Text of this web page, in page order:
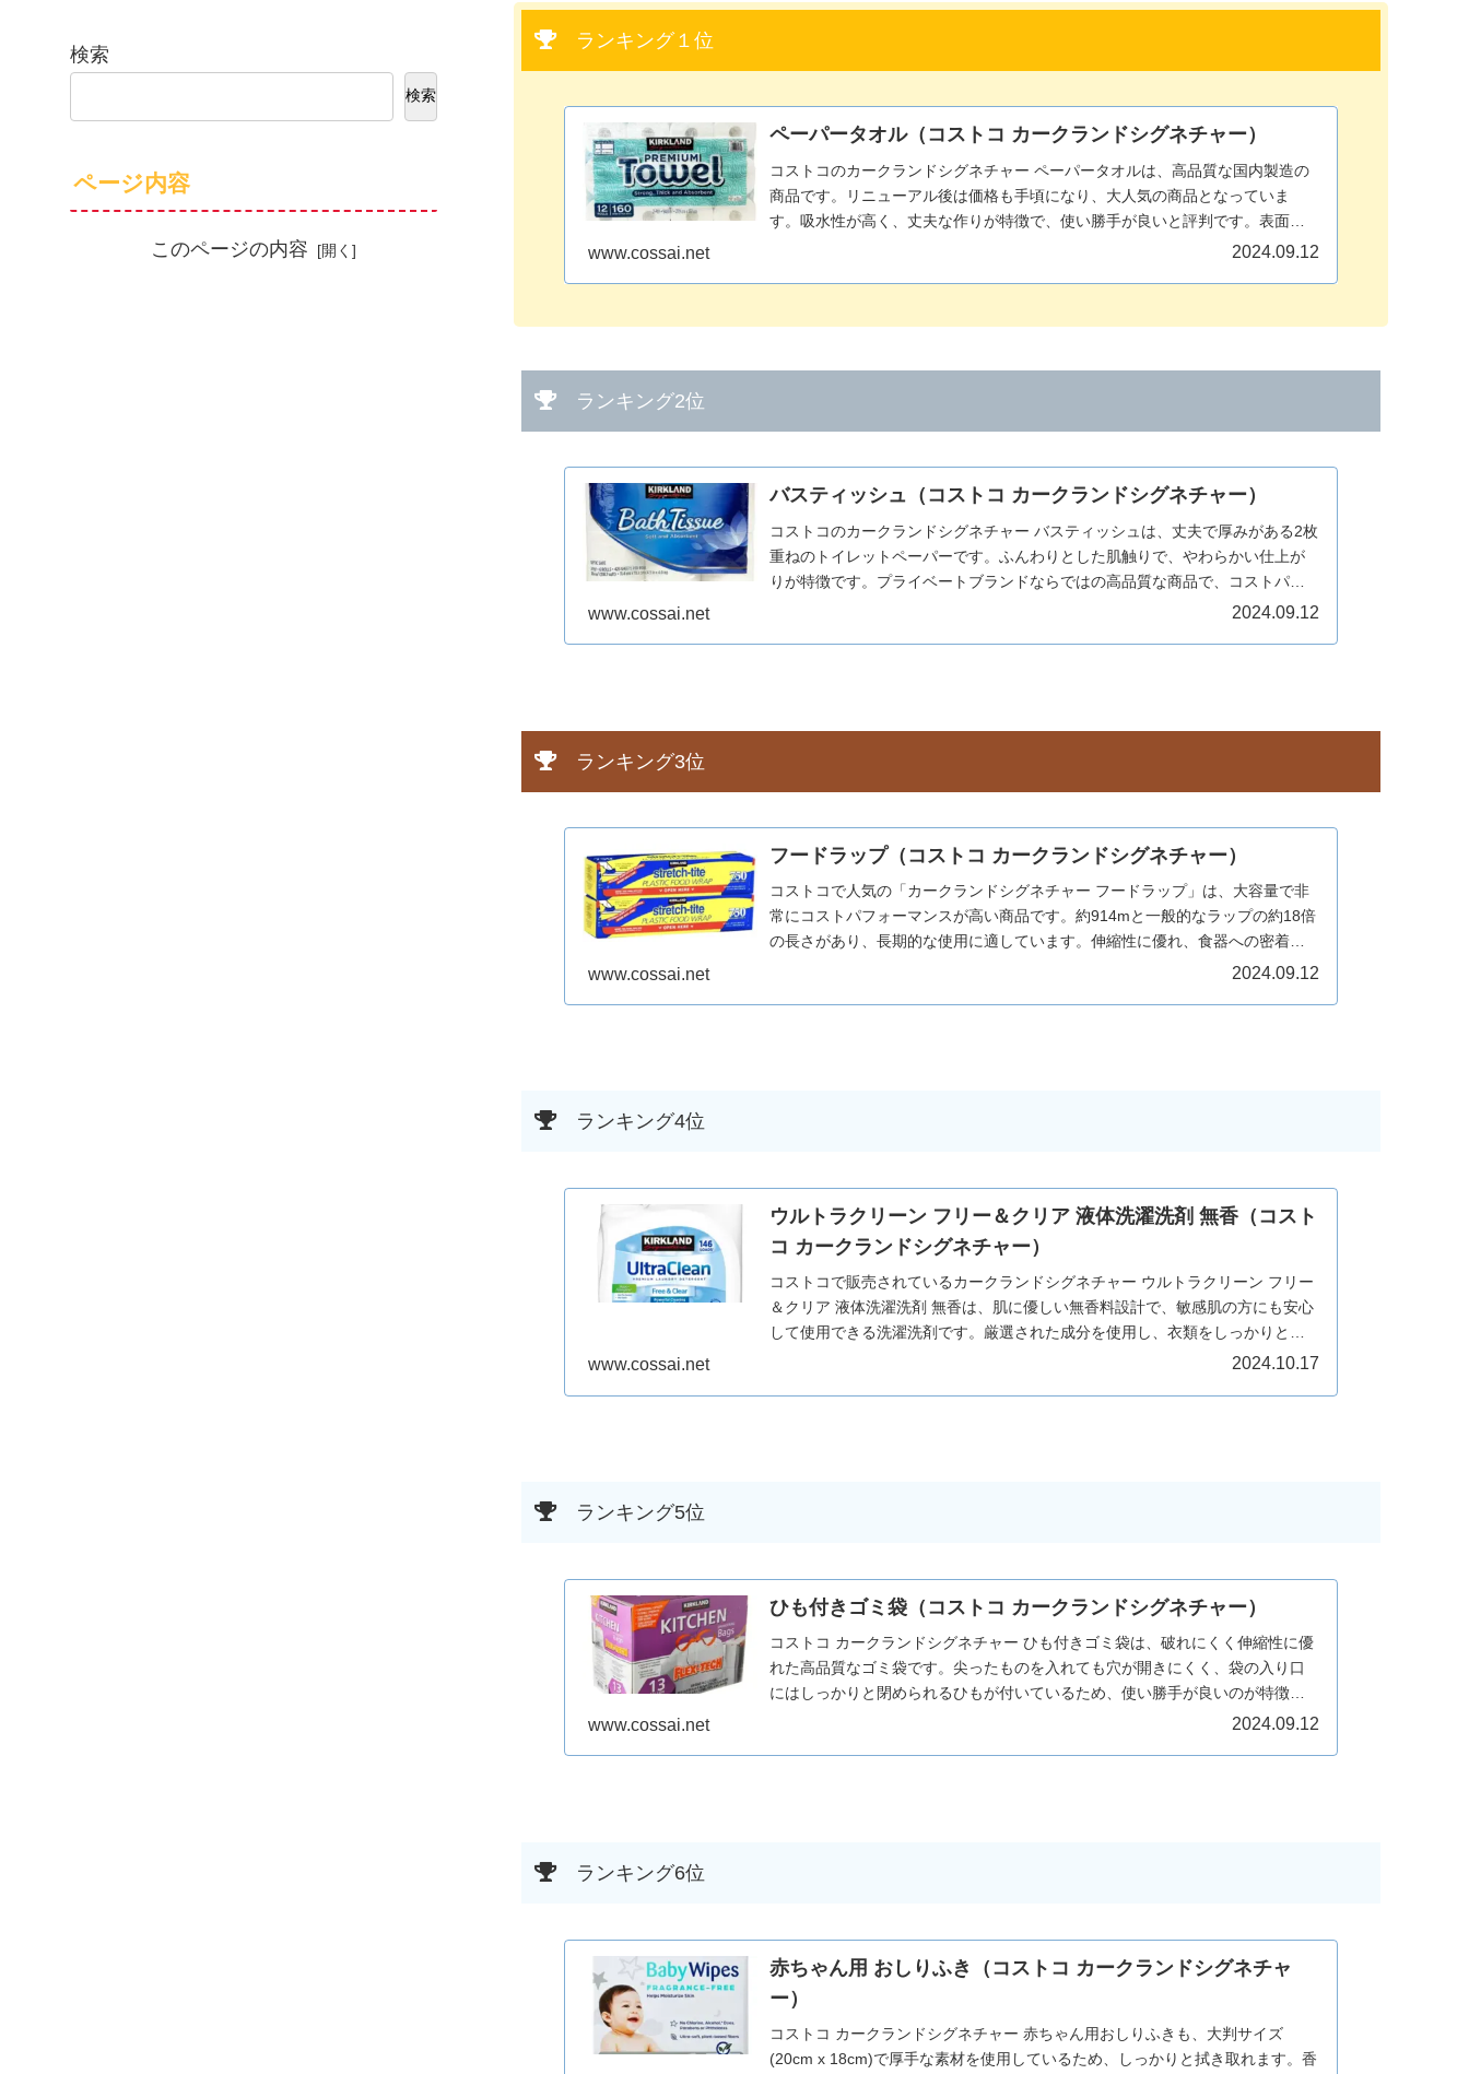
ランキング１位
ペーパータオル（コストコ カークランドシグネチャー）
コストコのカークランドシグネチャー ペーパータオルは、高品質な国内製造の
商品です。リニューアル後は価格も手頃になり、大人気の商品となっていま
す。吸水性が高く、丈夫な作りが特徴で、使い勝手が良いと評判です。表面に
はエンボスの柄が施されており、上品な印象を与えます。一般的なキッチンペ
www.cossai.net 2024.09.12
ランキング2位
バスティッシュ（コストコ カークランドシグネチャー）
コストコのカークランドシグネチャー バスティッシュは、丈夫で厚みがある2枚
重ねのトイレットペーパーです。ふんわりとした肌触りで、やわらかい仕上が
りが特徴です。プライベートブランドならではの高品質な商品で、コストパフ
ォーマンスに優れています。化学臭がなく、ベタつきのない普通のトイレット
www.cossai.net 2024.09.12
ランキング3位
フードラップ（コストコ カークランドシグネチャー）
コストコで人気の「カークランドシグネチャー フードラップ」は、大容量で非
常にコストパフォーマンスが高い商品です。約914mと一般的なラップの約18倍
の長さがあり、長期的な使用に適しています。伸縮性に優れ、食器への密着性
が良好で、付属の刃で切りやすいのも特徴です。食品を密閉保存できる機能的
www.cossai.net 2024.09.12
ランキング4位
ウルトラクリーン フリー＆クリア 液体洗濯洗剤 無香（コスト
コ カークランドシグネチャー）
コストコで販売されているカークランドシグネチャー ウルトラクリーン フリー
＆クリア 液体洗濯洗剤 無香は、肌に優しい無香料設計で、敏感肌の方にも安心
して使用できる洗濯洗剤です。厳選された成分を使用し、衣類をしっかりと洗
浄しながら、残留物を残さないため、赤ちゃんやアレルギー体質の方にもおす
www.cossai.net 2024.10.17
ランキング5位
ひも付きゴミ袋（コストコ カークランドシグネチャー）
コストコ カークランドシグネチャー ひも付きゴミ袋は、破れにくく伸縮性に優
れた高品質なゴミ袋です。尖ったものを入れても穴が開きにくく、袋の入り口
にはしっかりと閉められるひもが付いているため、使い勝手が良いのが特徴で
す。さらに、香りが7日間持続するタイプもあり、嫌な臭いを抑えることができ
www.cossai.net 2024.09.12
ランキング6位
赤ちゃん用 おしりふき（コストコ カークランドシグネチャ
ー）
コストコ カークランドシグネチャー 赤ちゃん用おしりふきも、大判サイズ
(20cm x 18cm)で厚手な素材を使用しているため、しっかりと拭き取れます。香
検索
検索
ページ内容
このページの内容